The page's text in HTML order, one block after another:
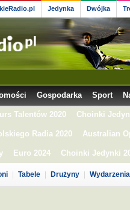
Jedynka Dwójka
Gospodarka Sport
Talentów 2020 Choinki
Radia 2020 Australian
Euro 2024 Choinki Jedynki
Tabele Drużyny Wydarzenia